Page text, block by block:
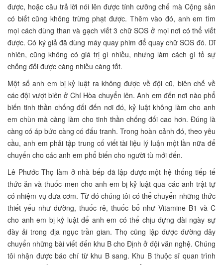
được, hoặc câu trả lời nói lên được tính cưỡng chế mà Cộng sản
có biết cũng không trừng phạt được. Thêm vào đó, anh em tìm
mọi cách dùng than và gạch viết 3 chữ SOS ở mọi nơi có thể viết
được. Có ký giả đã dùng máy quay phim để quay chữ SOS đó. Dĩ
nhiên, cũng không có giá trị gì nhiều, nhưng làm cách gì tỏ sự
chống đối được càng nhiều càng tốt.
Một số anh em bị kỷ luật ra không được về đội cũ, biên chế về
các đội vượt biên ở Chí Hòa chuyển lên. Anh em đến nơi nào phổ
biến tinh thần chống đối đến nơi đó, kỷ luật không làm cho anh
em chùn mà càng làm cho tinh thần chống đối cao hơn. Đúng là
càng có áp bức càng có đấu tranh. Trong hoàn cảnh đó, theo yêu
cầu, anh em phải tập trung cố viết tài liệu lý luận một lần nữa để
chuyển cho các anh em phổ biến cho người tù mới đến.
Lê Phước Thọ làm ở nhà bếp đã lập được một hệ thống tiếp tế
thức ăn và thuốc men cho anh em bị kỷ luật qua các anh trật tự
có nhiệm vụ đưa cơm. Từ đó chúng tôi có thể chuyển những thức
thiết yếu như đường, thuốc rê, thuốc bổ như Vitamine B1 và C
cho anh em bị kỷ luật để anh em có thể chịu đựng dài ngày sự
đày ải trong địa ngục trần gian. Thọ cũng lập được đường dây
chuyển những bài viết đến khu B cho Định ở đội văn nghệ. Chúng
tôi nhận được báo chí từ khu B sang. Khu B thuộc sĩ quan trình